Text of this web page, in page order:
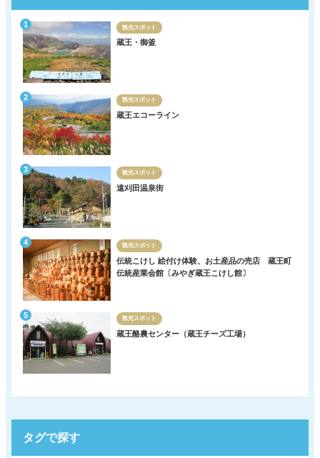
観光スポット
蔵王・御釜
観光スポット
蔵王エコーライン
観光スポット
遠刈田温泉街
観光スポット
伝統こけし 絵付け体験、お土産品の売店 蔵王町
伝統産業会館〔みやぎ蔵王こけし館〕
観光スポット
蔵王酪農センター（蔵王チーズ工場）
タグで探す